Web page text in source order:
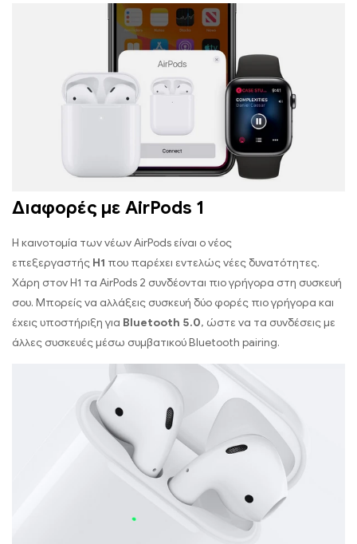
Διαφορές με AirPods 1
Η καινοτομία των νέων AirPods είναι ο νέος
επεξεργαστής Η1 που παρέχει εντελώς νέες δυνατότητες.
Χάρη στον Η1 τα AirPods 2 συνδέονται πιο γρήγορα στη συσκευή
σου. Μπορείς να αλλάξεις συσκευή δύο φορές πιο γρήγορα και
έχεις υποστήριξη για Bluetooth 5.0, ώστε να τα συνδέσεις με
άλλες συσκευές μέσω συμβατικού Bluetooth pairing.